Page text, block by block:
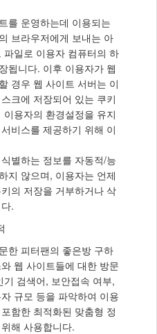
를 운영하는데 이용되는
브라우저에게 보내는 아
파일로 이용자 컴퓨터의 하
됩니다. 이후 이용자가 웹
경우 웹 사이트 서버는 이
크에 저장되어 있는 쿠키
이용자의 환경설정을 유지
비스를 제공하기 위해 이
별하는 정보를 자동적/능
지 않으며, 이용자는 언제
의 저장을 거부하거나 삭
.
한 피터팬의 좋은방 구하
웹 사이트들에 대한 방문
기 검색어, 보안접속 여부,
규모 등을 파악하여 이용
함한 최적화된 맞춤형 정
해 사용합니다.